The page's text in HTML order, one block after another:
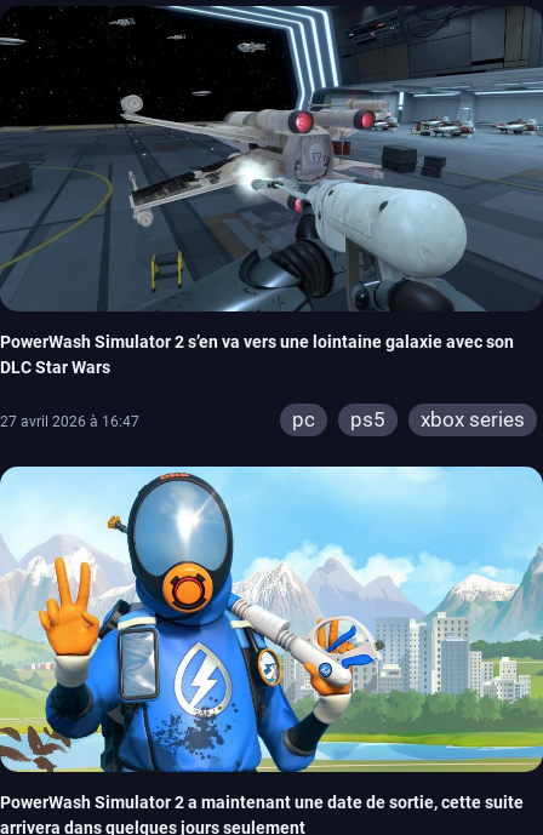
PowerWash Simulator 2 s’en va vers une lointaine galaxie avec son
DLC Star Wars
27 avril 2026 à 16:47 pc ps5 xbox series
PowerWash Simulator 2 a maintenant une date de sortie, cette suite
arrivera dans quelques jours seulement